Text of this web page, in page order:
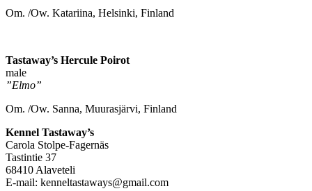
Om. /Ow. Katariina, Helsinki, Finland
Tastaway’s Hercule Poirot
male
”Elmo”
Om. /Ow. Sanna, Muurasjärvi, Finland
Kennel Tastaway’s
Carola Stolpe-Fagernäs
Tastintie 37
68410 Alaveteli
E-mail: kenneltastaways@gmail.com